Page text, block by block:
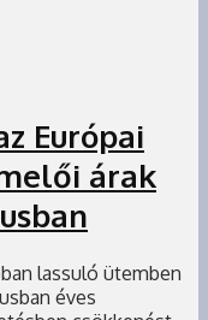
Európai
árak
lassuló ütemben
éves